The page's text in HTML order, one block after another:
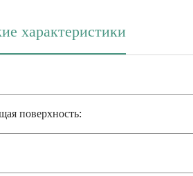
характеристики
поверхность: